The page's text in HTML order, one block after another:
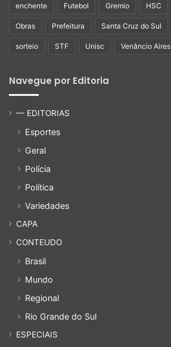
enchente Futebol Gremio HSC
Obras Prefeitura Santa Cruz do Sul
sorteio STF Unisc Venâncio Aires
Navegue por Editoria
— EDITORIAS
Esportes
Geral
Polícia
Política
Variedades
CAPA
CONTEUDO
Brasil
Mundo
Regional
Rio Grande do Sul
ESPECIAIS